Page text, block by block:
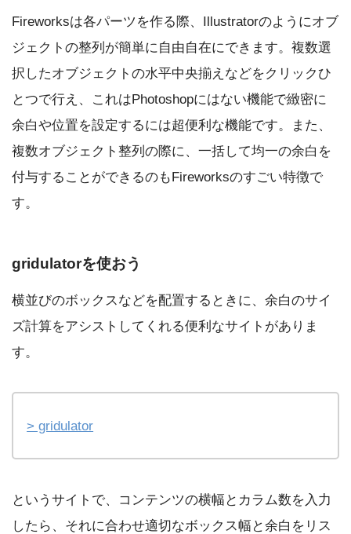
Fireworksは各パーツを作る際、Illustratorのようにオブ
ジェクトの整列が簡単に自由自在にできます。複数選
択したオブジェクトの水平中央揃えなどをクリックひ
とつで行え、これはPhotoshopにはない機能で緻密に
余白や位置を設定するには超便利な機能です。また、
複数オブジェクト整列の際に、一括して均一の余白を
付与することができるのもFireworksのすごい特徴で
す。
gridulatorを使おう
横並びのボックスなどを配置するときに、余白のサイ
ズ計算をアシストしてくれる便利なサイトがありま
す。
> gridulator
というサイトで、コンテンツの横幅とカラム数を入力
したら、それに合わせ適切なボックス幅と余白をリス